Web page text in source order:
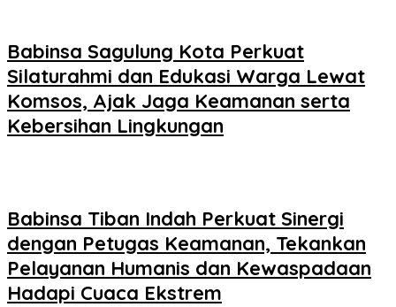
Babinsa Sagulung Kota Perkuat
Silaturahmi dan Edukasi Warga Lewat
Komsos, Ajak Jaga Keamanan serta
Kebersihan Lingkungan
Babinsa Tiban Indah Perkuat Sinergi
dengan Petugas Keamanan, Tekankan
Pelayanan Humanis dan Kewaspadaan
Hadapi Cuaca Ekstrem